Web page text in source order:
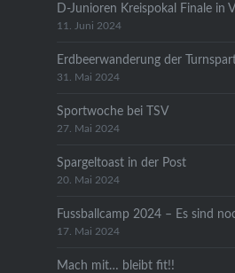
D-Junioren Kreispokal Finale in
11. Juni 2024
Erdbeerwanderung der
31. Mai 2024
Sportwoche bei TSV
27. Mai 2024
Spargeltoast in der Post
20. Mai 2024
Fussballcamp 2024 – Es sind
17. Mai 2024
Mach mit… bleibt fit!!